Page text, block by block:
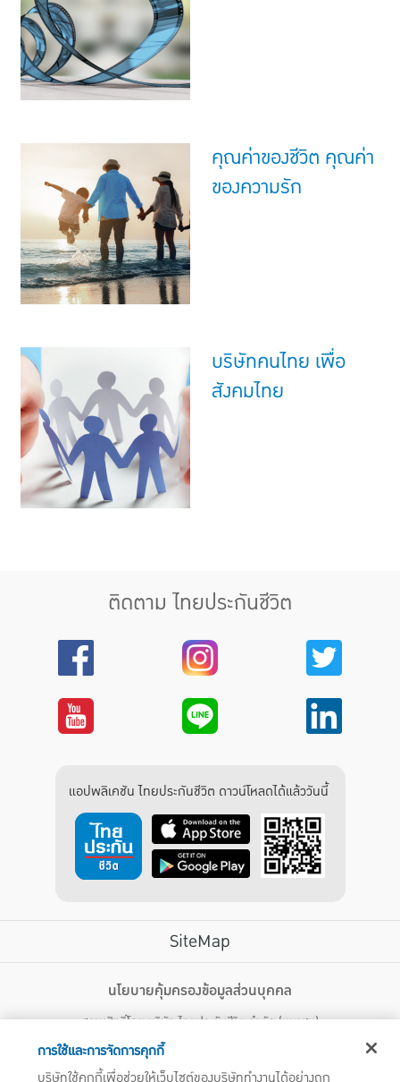
คุณค่าของชีวิต คุณค่า
ของความรัก
บริษัทคนไทย เพื่อ
สังคมไทย
ติดตาม ไทยประกันชีวิต
แอปพลิเคชัน ไทยประกันชีวิต ดาวน์โหลดได้แล้ววันนี้
SiteMap
ไทยประกันชีวิต HEALTH CARE SOLUTIONS
สิทธิพิเศษ
แอปพลิเคชัน ไทยประกันชีวิต
นโยบายคุ้มครองข้อมูลส่วนบุคคล
สงวนสิทธิ์โดย บริษัท ไทยประกันชีวิต จำกัด (มหาชน)
123 ถนน รัชดาภิเษก แขวงดินแดง เขตดินแดง กรุงเทพฯ 10400 โทรศัพท์ 02-
การใช้และการจัดการคุกกี้
บริษัทใช้คุกกี้เพื่อช่วยให้เว็บไซต์ของบริษัททำงานได้อย่างถูก